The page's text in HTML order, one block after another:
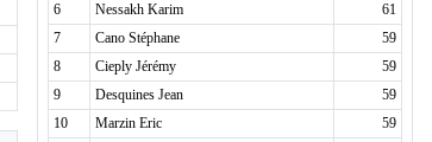
6
Nessakh Karim
61
7
Cano Stéphane
59
8
Cieply Jérémy
59
9
Desquines Jean
59
10
Marzin Eric
59